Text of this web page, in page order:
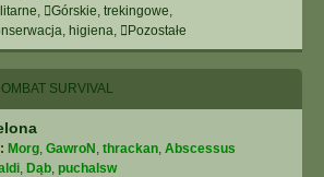
, Górskie, trekingowe,
higiena, Pozostałe
SURVIVAL
Morg, GawroN , thrackan, Abscessus
, Dąb, puchalsw